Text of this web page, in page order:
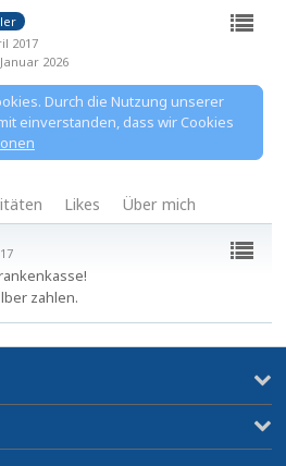
2017
2026
Durch die Nutzung unserer
einverstanden, dass wir Cookies
Likes Über mich
zahlen.